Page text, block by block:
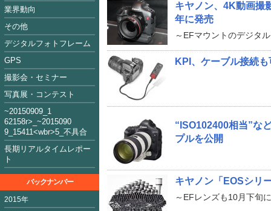
キヤノン、4K動画撮
年に発売
～EFマウントのデジタ
KPI、ケーブル接続
“ISO102400相当”な
プルを公開
キヤノン「EOSシリ
～EFレンズも10月下旬
業界動向
その他
デジタルフォトフレーム
GPS
撮影会・セミナー
写真展・コンテスト
~20150909_1
62158r>_~2015090
9_15411<wbr>5_不具合
長期リアルタイムレポー
ト
バックナンバー
2015年